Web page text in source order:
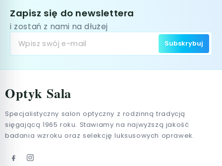
Zapisz się do newslettera
i zostań z nami na dłużej
Subskrybuj
Optyk Sala
Specjalistyczny salon optyczny z rodzinną tradycją
sięgającą 1965 roku. Stawiamy na najwyższą jakość
badania wzroku oraz selekcję luksusowych oprawek.